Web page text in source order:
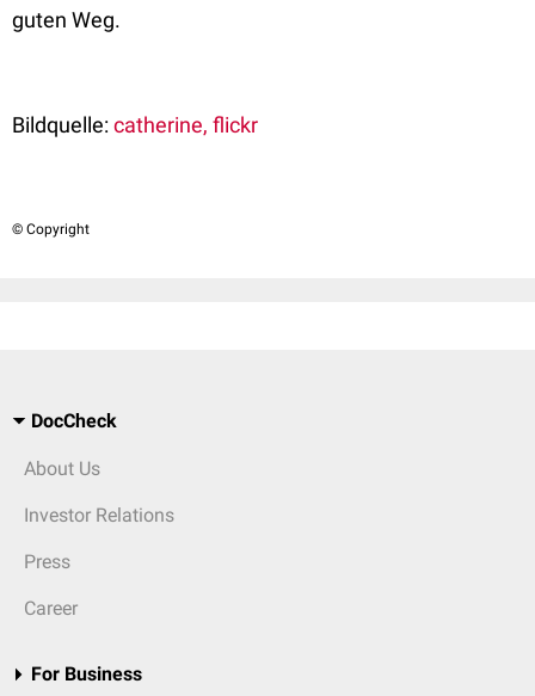
guten Weg.
Bildquelle:catherine, flickr
© Copyright
DocCheck
About Us
Investor Relations
Press
Career
For Business